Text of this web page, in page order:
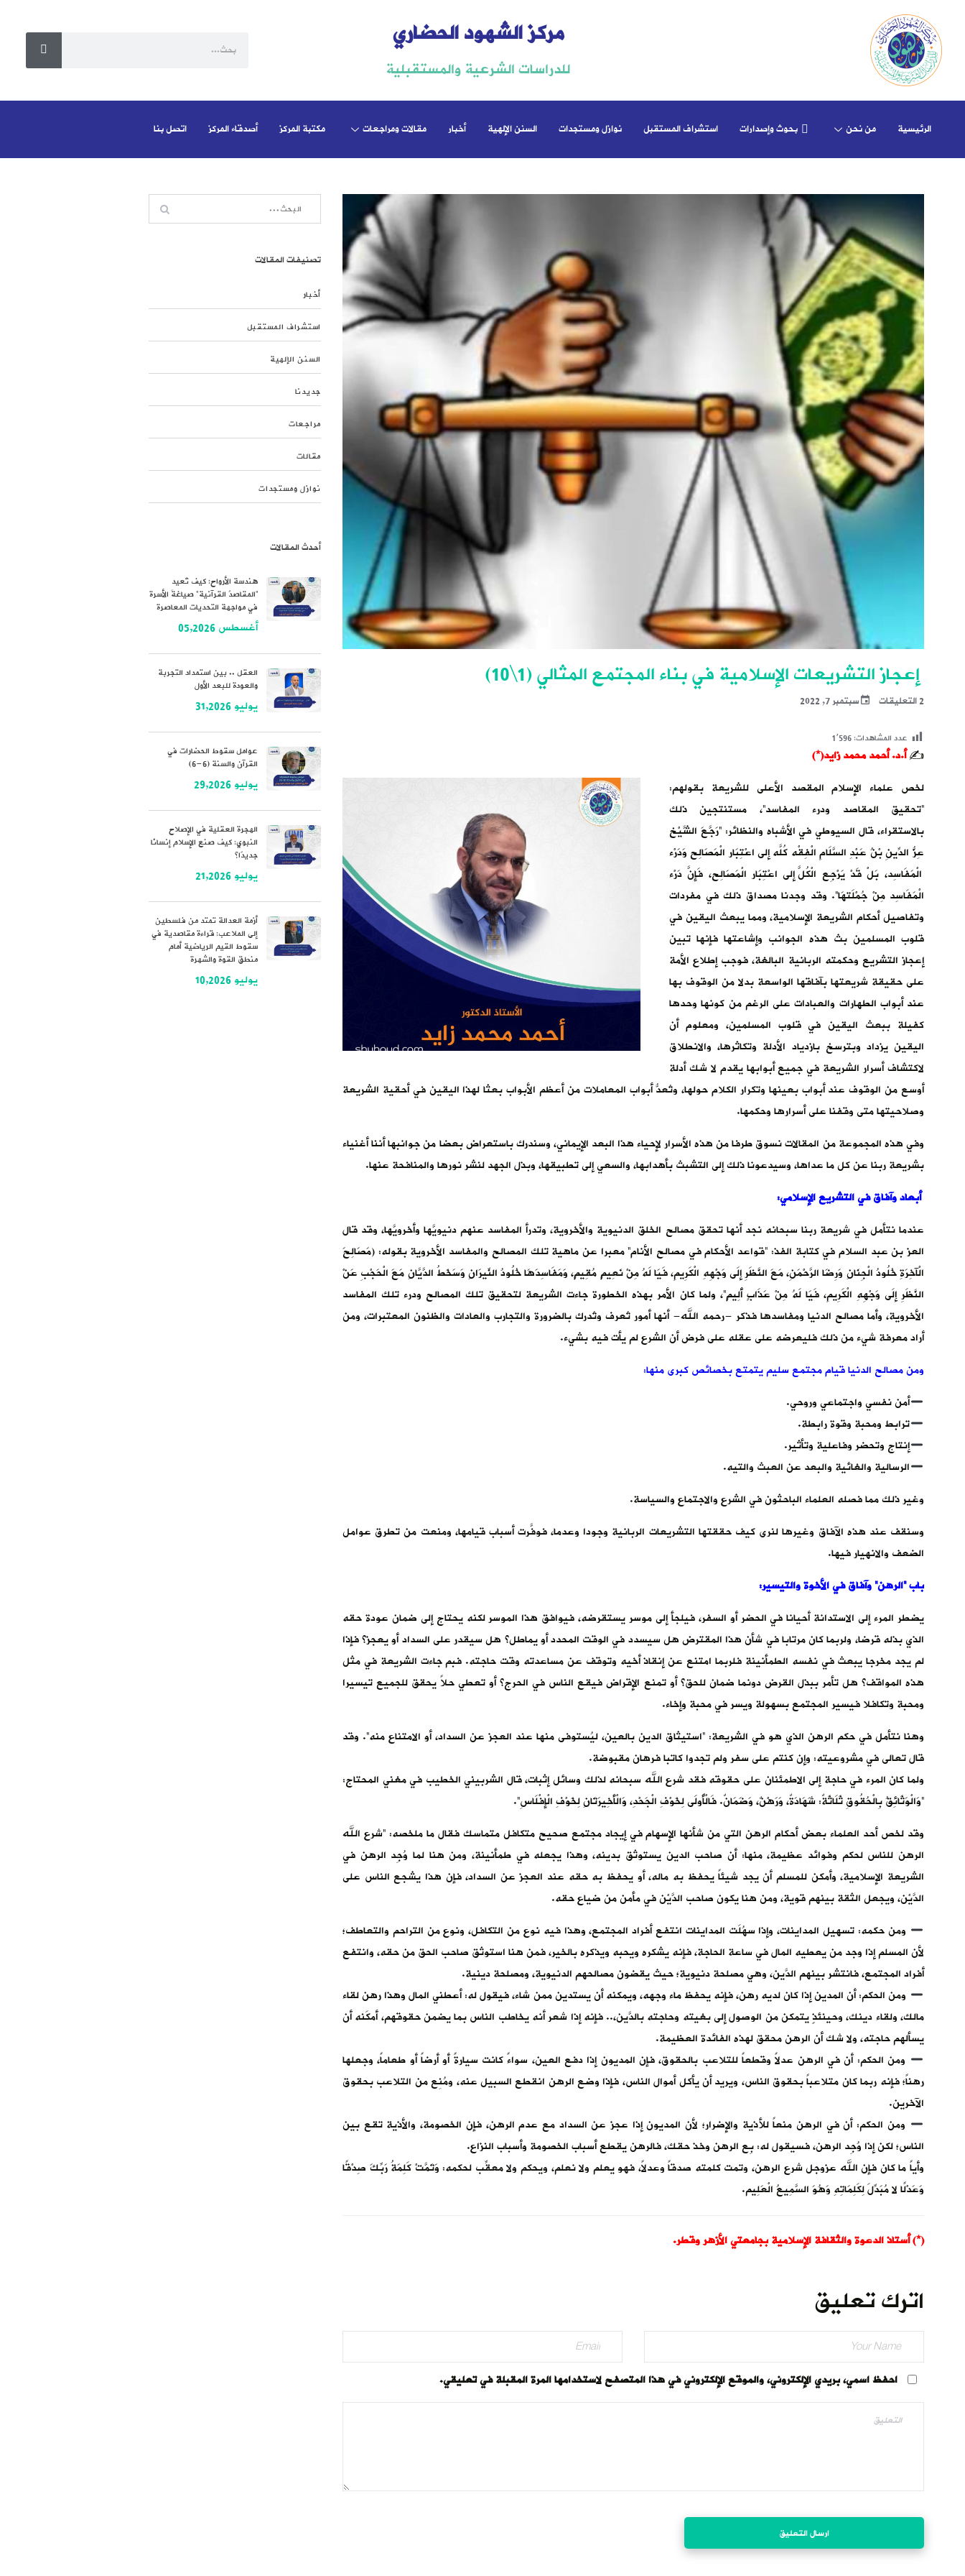
مركز الشهود الحضاري
للدراسات الشرعية والمستقبلية
الرئيسية من نحن بحوث وإصدارات استشراف المستقبل نوازل ومستجدات السنن الإلهية أخبار مقالات ومراجعات مكتبة المركز أصدقاء المركز اتصل بنا
إعجاز التشريعات الإسلامية في بناء المجتمع المثالي (1\10)
2 التعليقات سبتمبر 7, 2022
عدد المشاهدات:1٬596
✍️أ.د. أحمد محمد زايد(*)
لخص علماء الإسلام المقصد الأعلى للشريعة بقولهم:
“تحقيق المقاصد ودرء المفاسد”، مستنتجين ذلك
بالاستقراء، قال السيوطي في الأشباه والنظائر: “رَجَّعَ الشَّيْخ
عِزُّ الدِّينِ بْنُ عَبْدِ السَّلَامِ الْفِقْه كُلّه إلَى اعْتِبَار الْمَصَالِح وَدَرْء
الْمَفَاسِد، بَلْ قَدْ يَرْجِع الْكُلّ إلَى اعْتِبَار الْمَصَالِح، فَإِنَّ دَرْء
الْمَفَاسِد مِنْ جُمْلَتهَا”. وقد وجدنا مصداق ذلك في مفردات
وتفاصيل أحكام الشريعة الإسلامية، ومما يبعث اليقين في
قلوب المسلمين بث هذه الجوانب وإشاعتها فإنها تبين
إعجاز التشريع وحكمته الربانية البالغة، فوجب إطلاع الأمة
على حقيقة شريعتها بآفاقها الواسعة بدلا من الوقوف بها
عند أبواب الطهارات والعبادات على الرغم من كونها وحدها
كفيلة ببعث اليقين في قلوب المسلمين، ومعلوم أن
اليقين يزداد وبترسخ بازدياد الأدلة وتكاثرها، والانطلاق
لاكتشاف أسرار الشريعة في جميع أبوابها يقدم لا شك أدلة
أوسع من الوقوف عند أبواب بعينها وتكرار الكلام حولها، وتُعدُّ أبواب المعاملات من أعظم الأبواب بعثا لهذا اليقين في أحقية الشريعة
وصلاحيتها متى وقفنا على أسرارها وحكمها.
وفي هذه المجموعة من المقالات نسوق طرفا من هذه الأسرار لإحياء هذا البعد الإيماني، وسندرك باستعراض بعضا من جوانبها أننا أغنياء
بشريعة ربنا عن كل ما عداها، وسيدعونا ذلك إلى التشبث بأهدابها، والسعي إلى تطبيقها، وبذل الجهد لنشر نورها والمنافحة عنها.
أبعاد وآفاق في التشريع الإسلامي:
عندما نتأمل في شريعة ربنا سبحانه نجد أنها تحقق مصالح الخلق الدنيوية والأخروية، وتدرأ المفاسد عنهم دنيويَّها وأخرويَّها، وقد قال
العز بن عبد السلام في كتابة الفذ: “قواعد الأحكام في مصالح الأنام” معبرا عن ماهية تلك المصالح والمفاسد الأخروية بقوله: (مَصَالِحَ
الْآخِرَةِ خُلُودُ الْجِنَانِ وَرِضَا الرَّحْمَنِ، مَعَ النَّظَرِ إلَى وَجْهِهِ الْكَرِيمِ، فَيَا لَهُ مِنْ نَعِيمٍ مُقِيمٍ، وَمَفَاسِدَهَا خُلُودُ النِّيرَانِ وَسَخَطُ الدَّيَّانِ مَعَ الْحَجْبِ عَنْ
النَّظَرِ إلَى وَجْهِهِ الْكَرِيمِ، فَيَا لَهُ مِنْ عَذَابٍ أَلِيمٍ”، ولما كان الأمر بهذه الخطورة جاءت الشريعة لتحقيق تلك المصالح ودرء تلك المفاسد
الأخروية، وأما مصالح الدنيا ومفاسدها فذكر -رحمه الله- أنها أمور تُعرف وتُدرك بالضرورة والتجارب والعادات والظنون المعتبرات، ومن
أراد معرفة شيء من ذلك فليعرضه على عقله على فرض أن الشرع لم يأت فيه بشيء.
ومن مصالح الدنيا قيام مجتمع سليم يتمتع بخصائص كبرى منها:
أمن نفسي واجتماعي وروحي.
ترابط ومحبة وقوة رابطة.
إنتاج وتحضر وفاعلية وتأثير.
الرسالية والغائية والبعد عن العبث والتيه.
وغير ذلك مما فصله العلماء الباحثون في الشرع والاجتماع والسياسة.
وسنقف عند هذه الآفاق وغيرها لنرى كيف حققتها التشريعات الربانية وجودا وعدما، فوفَّرت أسباب قيامها، ومنعت من تطرق عوامل
الضعف والانهيار فيها.
باب “الرهن” وآفاق في الأخوة والتيسير:
يضطر المرء إلى الاستدانة أحيانا في الحضر أو السفر، فيلجأ إلى موسر يستقرضه، فيوافق هذا الموسر لكنه يحتاج إلى ضمان عودة حقه
الذي بذله قرضا، ولربما كان مرتابا في شأن هذا المقترض هل سيسدد في الوقت المحدد أو يماطل؟ هل سيقدر على السداد أو يعجز؟ فإذا
لم يجد مخرجا يبعث في نفسه الطمأنينة فلربما امتنع عن إنقاذ أخيه وتوقف عن مساعدته وقت حاجته. فبم جاءت الشريعة في مثل
هذه المواقف؟ هل تأمر ببذل القرض دونما ضمان للحق؟ أو تمنع الإقراض فيقع الناس في الحرج؟ أو تعطي حلاً يحقق للجميع تيسيرا
ومحبة وتكافلا فيسير المجتمع بسهولة ويسر في محبة وإخاء.
وهنا نتأمل في حكم الرهن الذي هو في الشريعة: “استيثاق الدين بالعين، ليُستوفى منها عند العجز عن السداد، أو الامتناع منه”. وقد
قال تعالى في مشروعيته: وإن كنتم على سفر ولم تجدوا كاتبا فرهان مقبوضة.
ولما كان المرء في حاجة إلى الاطمئنان على حقوقه فقد شرع الله سبحانه لذلك وسائل إثبات، قال الشربيني الخطيب في مغني المحتاج:
“وَالْوَثَائِقُ بِالْحُقُوقِ ثَلَاثَةٌ: شَهَادَةٌ، وَرَهْنٌ، وَضَمَانٌ. فَالْأُولَى لِخَوْفِ الْجَحْدِ، وَالْأَخِيرَتَانِ لِخَوْفِ الْإِفْلَاسِ”.
وقد لخص أحد العلماء بعض أحكام الرهن التي من شأنها الإسهام في إيجاد مجتمع صحيح متكافل متماسك فقال ما ملخصه: “شرع الله
الرهن للناس لحكم وفوائد عظيمة، منها: أن صاحب الدين يستوثق بدينه، وهذا يجعله في طمأنينة، ومن هنا لما وُجِد الرهن في
الشريعة الإسلامية، وأمكن للمسلم أن يجد شيئاً يحفظ به ماله، أو يحفظ به حقه عند العجز عن السداد، فإن هذا يشجع الناس على
الدَّيْن، ويجعل الثقة بينهم قوية، ومن هنا يكون صاحب الدَّيْن في مأمن من ضياع حقه.
ومن حكمه: تسهيل المداينات، وإذا سهُلَت المداينات انتفع أفراد المجتمع، وهذا فيه نوع من التكافل، ونوع من التراحم والتعاطف؛
لأن المسلم إذا وجد من يعطيه المال في ساعة الحاجة، فإنه يشكره ويحبه ويذكره بالخير، فمن هنا استوثق صاحب الحق من حقه، وانتفع
أفراد المجتمع، فانتشر بينهم الدَّين، وهي مصلحة دنيوية؛ حيث يقضون مصالحهم الدنيوية، ومصلحة دينية.
ومن الحكم: أن المدين إذا كان لديه رهن، فإنه يحفظ ماء وجهه، ويمكنه أن يستدين ممن شاء، فيقول له: أعطني المال وهذا رهن لقاء
مالك، ولقاء دينك، وحينئذٍ يتمكن من الوصول إلى بغيته وحاجته بالدَّين،.. فإنه إذا شعر أنه يخاطب الناس بما يضمن حقوقهم، أمكَنه أن
يسألهم حاجته، ولا شك أن الرهن محقق لهذه الفائدة العظيمة.
ومن الحكم: أن في الرهن عدلاً وقطعاً للتلاعب بالحقوق، فإن المديون إذا دفع العين، سواءً كانت سيارةً أو أرضاً أو طعاماً، وجعلها
رهناً؛ فإنه ربما كان متلاعباً بحقوق الناس، ويريد أن يأكل أموال الناس، فإذا وضع الرهن انقطع السبيل عنه، ومُنِع من التلاعب بحقوق
الآخرين.
ومن الحكم: أن في الرهن منعاً للأذية والإضرار؛ لأن المديون إذا عجز عن السداد مع عدم الرهن، فإن الخصومة، والأذية تقع بين
الناس؛ لكن إذا وُجِد الرهن، فسيقول له: بِع الرهن وخذ حقك، فالرهن يقطع أسباب الخصومة وأسباب النزاع.
وأياً ما كان فإن الله عزوجل شرع الرهن، وتمت كلمته صدقاً وعدلاً، فهو يعلم ولا نعلم، ويحكم ولا معقِّب لحكمه: وَتَمَّتْ كَلِمَةُ رَبِّكَ صِدْقًا
وَعَدْلًا لا مُبَدِّلَ لِكَلِمَاتِهِ وَهُوَ السَّمِيعُ الْعَلِيم.
(*) أستاذ الدعوة والثقافة الإسلامية بجامعتي الأزهر وقطر.
اترك تعليق
احفظ اسمي، بريدي الإلكتروني، والموقع الإلكتروني في هذا المتصفح لاستخدامها المرة المقبلة في تعليقي.
تصنيفات المقالات
أخبار
استشراف المستقبل
السنن الإلهية
جديدنا
مراجعات
مقالات
نوازل ومستجدات
أحدث المقالات
هندسة الأرواح: كيف تُعيد
“المقاصدُ القرآنية” صياغةَ الأسرة
في مواجهة التحديات المعاصرة
أغسطس 05,2026
العقل .. بين استمداد التجربة
والعودة للبعد الأول
يوليو 31,2026
عوامل سقوط الحضارات في
القرآن والسنة (6-6)
يوليو 29,2026
الهجرة العقلية في الإصلاح
النبوي: كيف صنع الإسلام إنسانًا
جديدًا؟
يوليو 21,2026
أزمة العدالة تمتد من فلسطين
إلى الملاعب: قراءة مقاصدية في
سقوط القيم الرياضية أمام
منطق القوة والشهرة
يوليو 10,2026